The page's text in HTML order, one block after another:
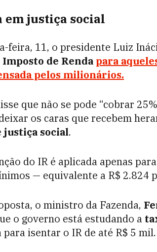
em justiça social
feira, 11, o presidente Luiz
Imposto de Renda para
pelos milionários.
que não se pode “cobrar
os caras que recebem
justiça social.
do IR é aplicada apenas
— equivalente a R$ 2.824
o ministro da Fazenda,
o governo está estudando a
isentar o IR de até R$ 5 mil.